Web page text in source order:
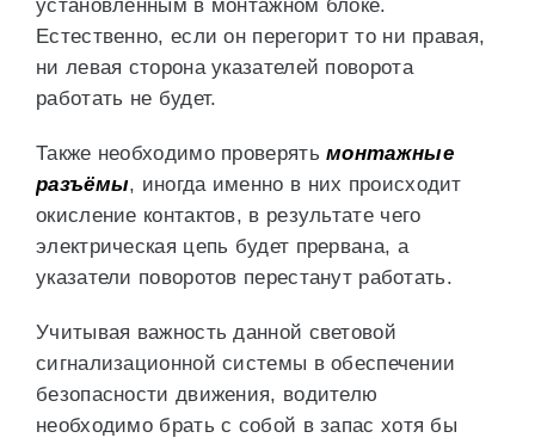
установленным в монтажном блоке.
Естественно, если он перегорит то ни правая,
ни левая сторона указателей поворота
работать не будет.
Также необходимо проверятьмонтажные
разъёмы, иногда именно в них происходит
окисление контактов, в результате чего
электрическая цепь будет прервана, а
указатели поворотов перестанут работать.
Учитывая важность данной световой
сигнализационной системы в обеспечении
безопасности движения, водителю
необходимо брать с собой в запас хотя бы